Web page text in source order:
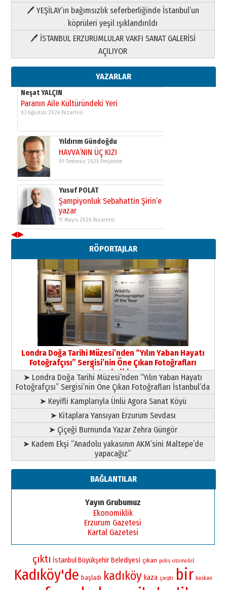
🖊 YEŞİLAY’ın bağımsızlık seferberliğinde İstanbul’un
köprüleri yeşil ışıklandırıldı
🖊 İSTANBUL ERZURUMLULAR VAKFI SANAT GALERİSİ
AÇILIYOR
YAZARLAR
HAVVA’NIN ÜÇ KIZI
09 Temmuz 2026 Perşembe
Yusuf POLAT
Şampiyonluk Sebahattin Şirin’e
11 Mayıs 2026 Pazartesi
Neşat YALÇIN
Paranın Aile Kültüründeki Yeri
03 Ağustos 2026 Pazartesi
Yıldırım Gündoğdu
HAVVA’NIN ÜÇ KIZI
09 Temmuz 2026 Perşembe
Yusuf POLAT
Şampiyonluk Sebahattin Şirin’e
yazar
11 Mayıs 2026 Pazartesi
Neşat YALÇIN
Paranın Aile Kültüründeki Yeri
03 Ağustos 2026 Pazartesi
Yıldırım Gündoğdu
HAVVA’NIN ÜÇ KIZI
09 Temmuz 2026 Perşembe
Yusuf POLAT
Şampiyonluk Sebahattin Şirin’e
yazar
11 Mayıs 2026 Pazartesi
◀▶
RÖPORTAJLAR
Londra Doğa Tarihi Müzesi’nden “Yılın Yaban Hayatı
Fotoğrafçısı” Sergisi’nin Öne Çıkan Fotoğrafları
İstanbul’da
➤ Londra Doğa Tarihi Müzesi’nden “Yılın Yaban Hayatı
Fotoğrafçısı” Sergisi’nin Öne Çıkan Fotoğrafları İstanbul’da
➤ Keyifli Kamplarıyla Ünlü Agora Sanat Köyü
➤ Kitaplara Yansıyan Erzurum Sevdası
➤ Çiçeği Burnunda Yazar Zehra Güngör
➤ Kadem Ekşi “Anadolu yakasının AKM’sini Maltepe’de
yapacağız”
BAĞLANTILAR
Yayın Grubumuz
Ekonomiklik
Erzurum Gazetesi
Kartal Gazetesi
çıktı İstanbul Büyükşehir Belediyesi çıkan polis otomobil
Kadıköy'de başladı kadıköy kaza çarptı bir baskan